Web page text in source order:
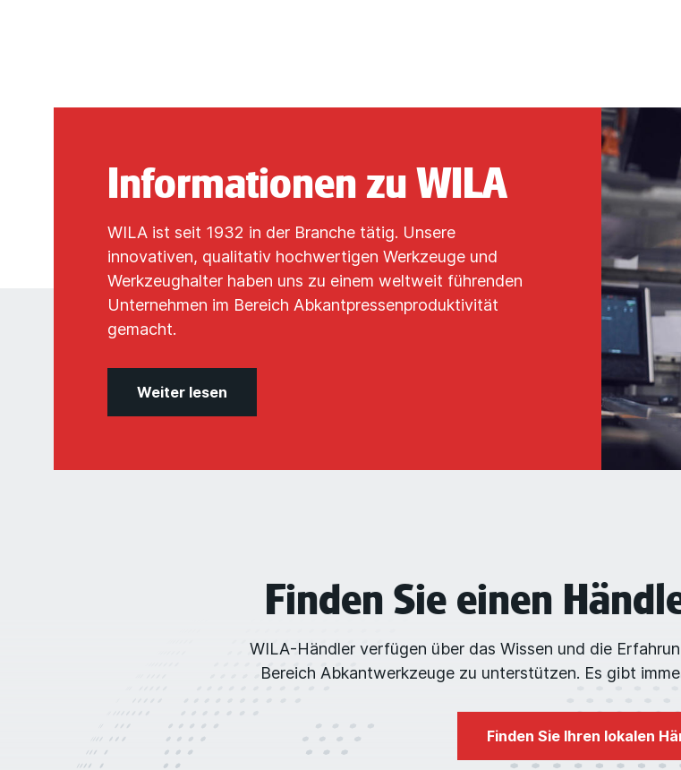
Informationen zu WILA
WILA ist seit 1932 in der Branche tätig. Unsere
innovativen, qualitativ hochwertigen Werkzeuge und
Werkzeughalter haben uns zu einem weltweit führenden
Unternehmen im Bereich Abkantpressenproduktivität
gemacht.
Weiter lesen
Finden Sie einen
WILA-Händler verfügen über das Wissen und die
Bereich Abkantwerkzeuge zu unterstützen. Es gibt
Finden Sie Ihren lokalen